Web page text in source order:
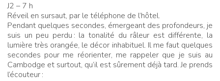
J2 – 7 h
Réveil en sursaut, par le téléphone de l’hôtel.
Pendant quelques secondes, émergeant des profondeurs, je
suis un peu perdu : la tonalité du râleur est différente, la
lumière très orangée, le décor inhabituel. Il me faut quelques
secondes pour me réorienter, me rappeler que je suis au
Cambodge et surtout, qu’il est sûrement déjà tard. Je prends
l’écouteur: